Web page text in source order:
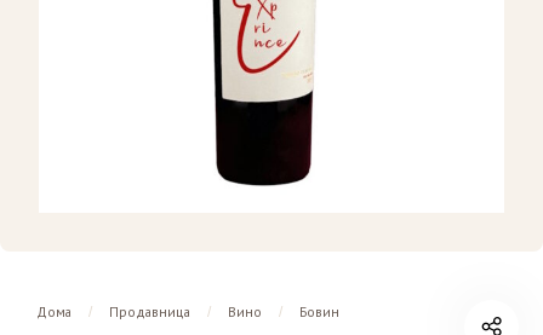
Дома / Продавница / Вино / Бовин